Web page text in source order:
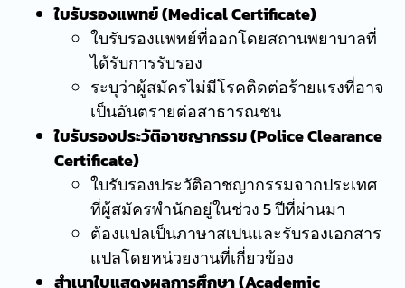
ใบรับรองแพทย์ (Medical Certificate)
ใบรับรองแพทย์ที่ออกโดยสถานพยาบาลที่
ได้รับการรับรอง
ระบุว่าผู้สมัครไม่มีโรคติดต่อร้ายแรงที่อาจ
เป็นอันตรายต่อสาธารณชน
ใบรับรองประวัติอาชญากรรม (Police Clearance
Certificate)
ใบรับรองประวัติอาชญากรรมจากประเทศ
ที่ผู้สมัครพำนักอยู่ในช่วง 5 ปีที่ผ่านมา
ต้องแปลเป็นภาษาสเปนและรับรองเอกสาร
แปลโดยหน่วยงานที่เกี่ยวข้อง
สำเนาใบแสดงผลการศึกษา (Academic